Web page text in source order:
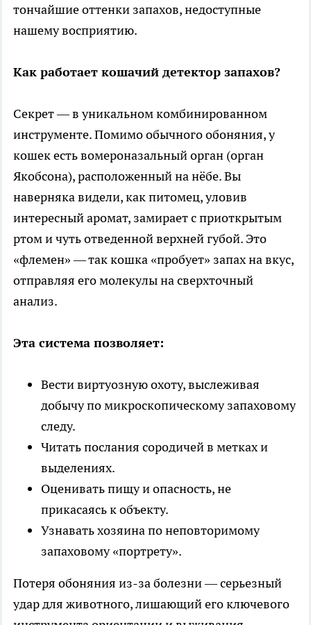
тончайшие оттенки запахов, недоступные
нашему восприятию.
Как работает кошачий детектор запахов?
Секрет — в уникальном комбинированном
инструменте. Помимо обычного обоняния, у
кошек есть вомероназальный орган (орган
Якобсона), расположенный на нёбе. Вы
наверняка видели, как питомец, уловив
интересный аромат, замирает с приоткрытым
ртом и чуть отведенной верхней губой. Это
«флемен» — так кошка «пробует» запах на вкус,
отправляя его молекулы на сверхточный
анализ.
Эта система позволяет:
Вести виртуозную охоту, выслеживая
добычу по микроскопическому запаховому
следу.
Читать послания сородичей в метках и
выделениях.
Оценивать пищу и опасность, не
прикасаясь к объекту.
Узнавать хозяина по неповторимому
запаховому «портрету».
Потеря обоняния из-за болезни — серьезный
удар для животного, лишающий его ключевого